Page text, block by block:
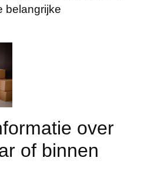
belangrijke
over
of binnen